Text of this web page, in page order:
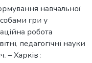
навчальної
гри у
робота
педагогічні науки
– Харків :